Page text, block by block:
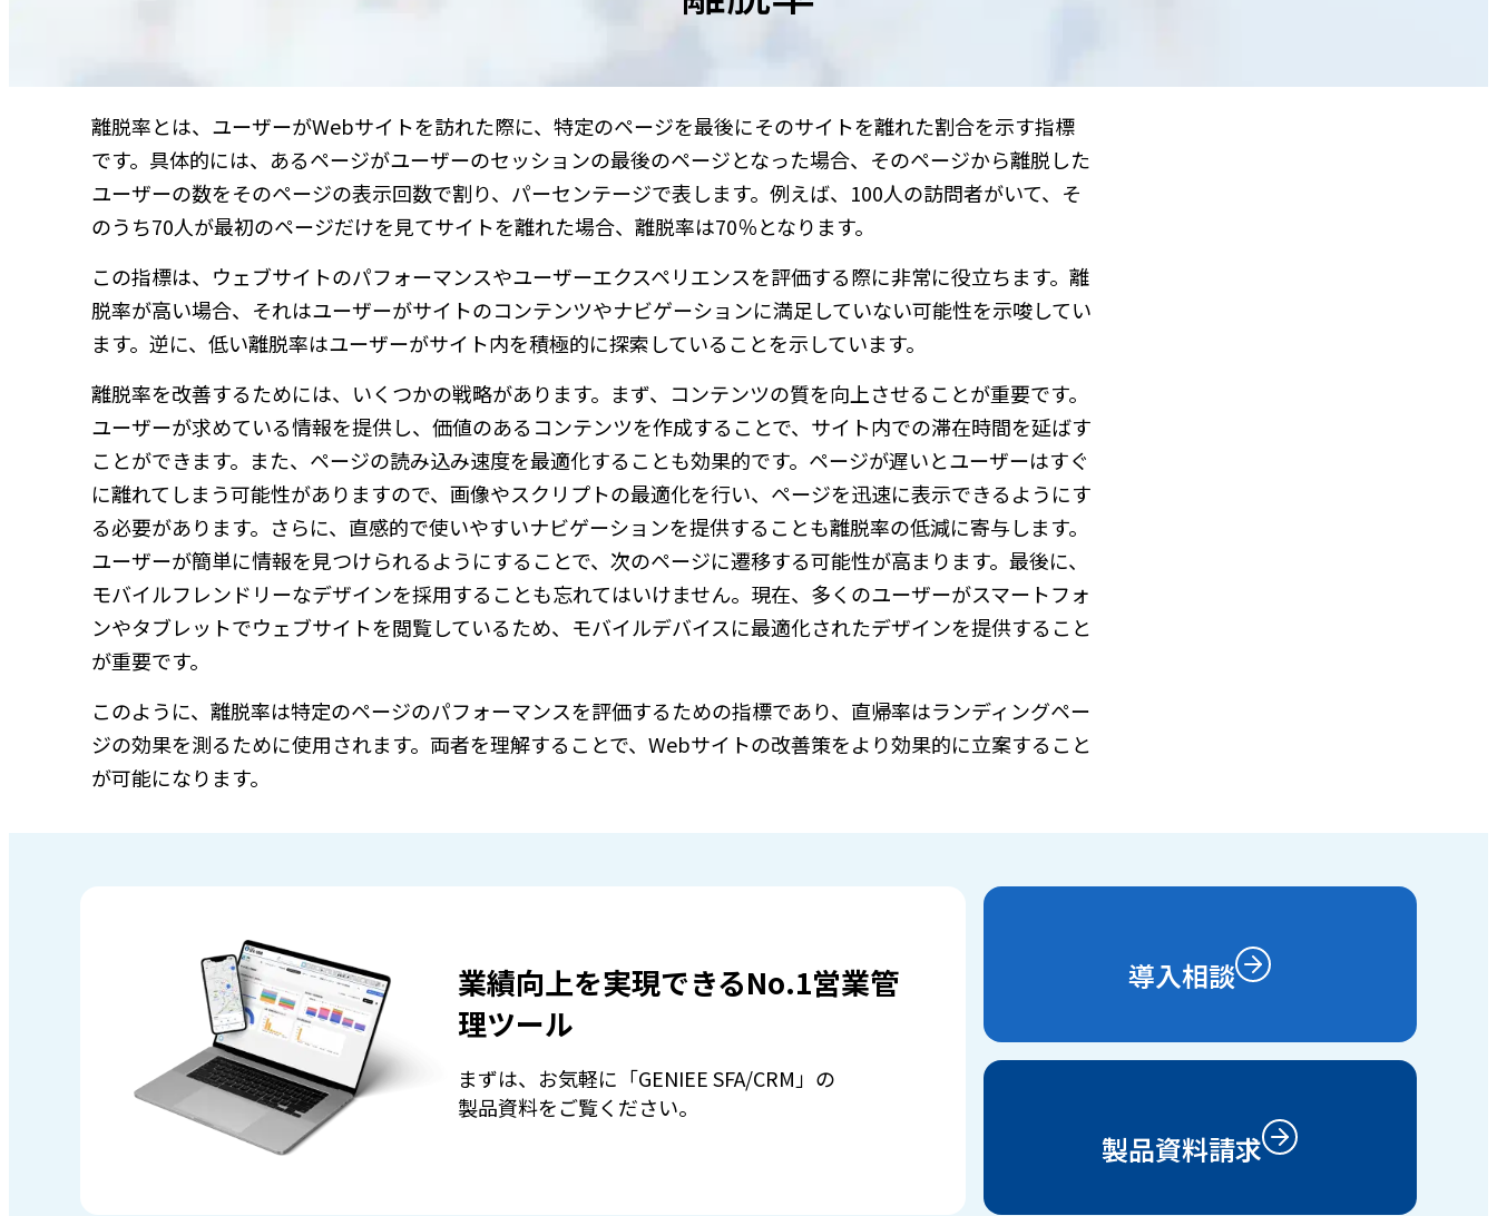
離脱率とは、ユーザーがWebサイトを訪れた際に、特定のページを最後にそのサイトを離れた割合を示す指標
です。具体的には、あるページがユーザーのセッションの最後のページとなった場合、そのページから離脱した
ユーザーの数をそのページの表示回数で割り、パーセンテージで表します。例えば、100人の訪問者がいて、そ
のうち70人が最初のページだけを見てサイトを離れた場合、離脱率は70％となります。
この指標は、ウェブサイトのパフォーマンスやユーザーエクスペリエンスを評価する際に非常に役立ちます。離
脱率が高い場合、それはユーザーがサイトのコンテンツやナビゲーションに満足していない可能性を示唆してい
ます。逆に、低い離脱率はユーザーがサイト内を積極的に探索していることを示しています。
離脱率を改善するためには、いくつかの戦略があります。まず、コンテンツの質を向上させることが重要です。
ユーザーが求めている情報を提供し、価値のあるコンテンツを作成することで、サイト内での滞在時間を延ばす
ことができます。また、ページの読み込み速度を最適化することも効果的です。ページが遅いとユーザーはすぐ
に離れてしまう可能性がありますので、画像やスクリプトの最適化を行い、ページを迅速に表示できるようにす
る必要があります。さらに、直感的で使いやすいナビゲーションを提供することも離脱率の低減に寄与します。
ユーザーが簡単に情報を見つけられるようにすることで、次のページに遷移する可能性が高まります。最後に、
モバイルフレンドリーなデザインを採用することも忘れてはいけません。現在、多くのユーザーがスマートフォ
ンやタブレットでウェブサイトを閲覧しているため、モバイルデバイスに最適化されたデザインを提供すること
が重要です。
このように、離脱率は特定のページのパフォーマンスを評価するための指標であり、直帰率はランディングペー
ジの効果を測るために使用されます。両者を理解することで、Webサイトの改善策をより効果的に立案すること
が可能になります。
業績向上を実現できるNo.1営業管
理ツール
まずは、お気軽に「GENIEE SFA/CRM」の
製品資料をご覧ください。
導入相談
製品資料請求